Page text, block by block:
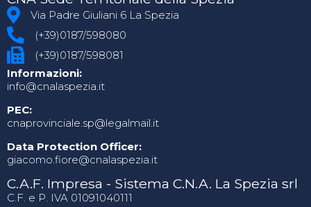
Via Padre Giuliani 6 La Spezia
(+39)0187/598080
(+39)0187/598081
Informazioni:
info@cnalaspezia.it
PEC:
cnaprovinciale.sp@legalmail.it
Data Protection Officer:
giacomo.fiore@cnalaspezia.it
C.A.F. Impresa - Sistema C.N.A. La Spezia srl
C.F. e P. IVA 01091040111